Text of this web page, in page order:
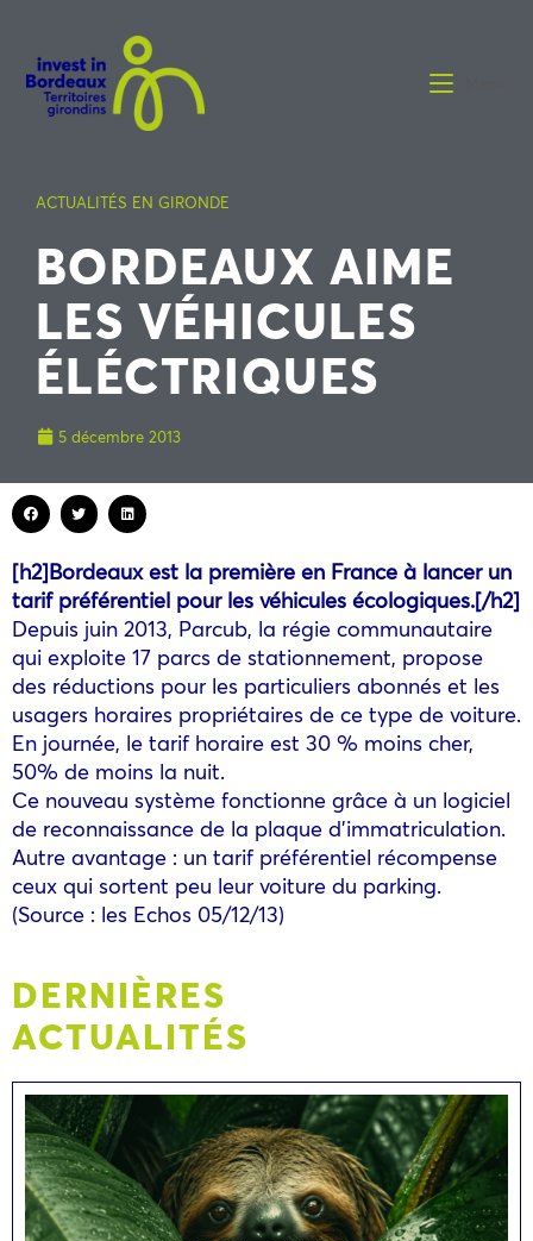
ACTUALITÉS EN GIRONDE
BORDEAUX AIME
LES VÉHICULES
ÉLÉCTRIQUES
5 décembre 2013
[h2]Bordeaux est la première en France à lancer un
tarif préférentiel pour les véhicules écologiques.[/h2]
Depuis juin 2013, Parcub, la régie communautaire
qui exploite 17 parcs de stationnement, propose
des réductions pour les particuliers abonnés et les
usagers horaires propriétaires de ce type de voiture.
En journée, le tarif horaire est 30 % moins cher,
50% de moins la nuit.
Ce nouveau système fonctionne grâce à un logiciel
de reconnaissance de la plaque d’immatriculation.
Autre avantage : un tarif préférentiel récompense
ceux qui sortent peu leur voiture du parking.
(Source : les Echos 05/12/13)
DERNIÈRES
ACTUALITÉS